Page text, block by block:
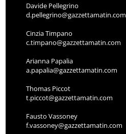
Davide Pellegrino
d.pellegrino@gazzettamatin.com
Cinzia Timpano
c.timpano@gazzettamatin.com
Arianna Papalia
a.papalia@gazzettamatin.com
Thomas Piccot
t.piccot@gazzettamatin.com
Fausto Vassoney
f.vassoney@gazzettamatin.com